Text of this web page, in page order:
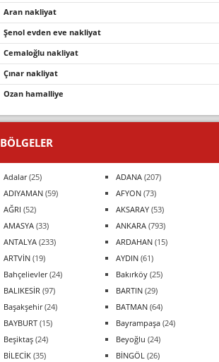
aran nakliyat
şenol evden eve nakliyat
cemaloğlu nakliyat
çınar nakliyat
ozan hamalliye
BÖLGELER
Adalar(25) ADANA (207)
ADIYAMAN (59) AFYON (73)
AĞRI (52) AKSARAY (53)
AMASYA (33) ANKARA (793)
ANTALYA (233) ARDAHAN (15)
ARTVİN (19) AYDIN (61)
Bahçelievler(24) Bakırköy (25)
BALIKESİR (97) BARTIN (29)
Başakşehir(24) BATMAN (64)
BAYBURT (15) Bayrampaşa (24)
Beşiktaş (24) Beyoğlu (24)
BİLECİK (35) BİNGÖL (26)